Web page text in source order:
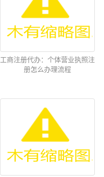
工商注册代办：个体营业执照注
册怎么办理流程